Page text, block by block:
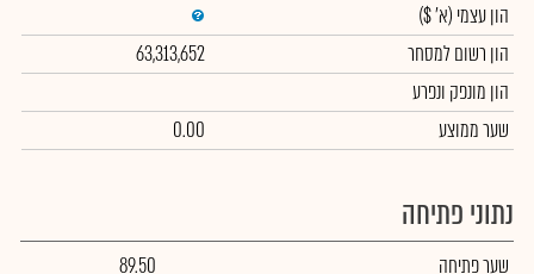
הון עצמי (א' $)
הון רשום למסחר
63,313,652
הון מונפק ונפרע
שער ממוצע
0.00
נתוני פתיחה
שער פתיחה 89.50